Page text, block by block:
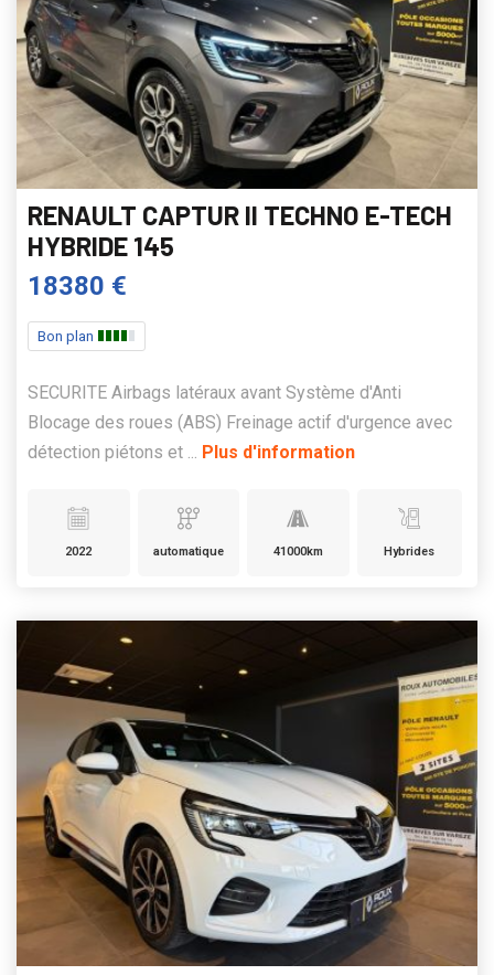
RENAULT CAPTUR II TECHNO E-TECH
HYBRIDE 145
18380 €
Bon plan
SECURITE Airbags latéraux avant Système d'Anti
Blocage des roues (ABS) Freinage actif d'urgence avec
détection piétons et ... Plus d'information
2022 automatique 41000km Hybrides